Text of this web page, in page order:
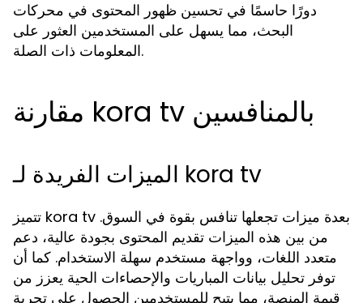
دورًا حاسمًا في تحسين ظهور المحتوى في محركات
البحث، مما يسهل على المستخدمين العثور على
المعلومات ذات الصلة.
مقارنة kora tv بالمنافسين
الميزات الفريدة لـ kora tv
تتميز kora tv بعدة ميزات تجعلها تنافس بقوة في السوق.
من بين هذه الميزات تقديم المحتوى بجودة عالية، دعم
متعدد اللغات، وواجهة مستخدم سهلة الاستخدام. كما أن
توفر تحليل بيانات المباريات والإحصاءات الحية يعزز من
قيمة المنصة، مما يتيح للمستخدمين الحصول على تجربة